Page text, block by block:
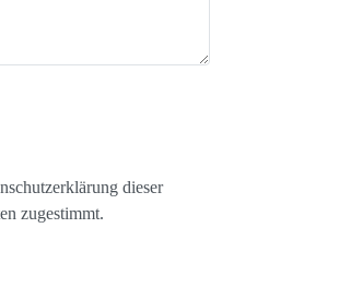
dieser
zugestimmt.